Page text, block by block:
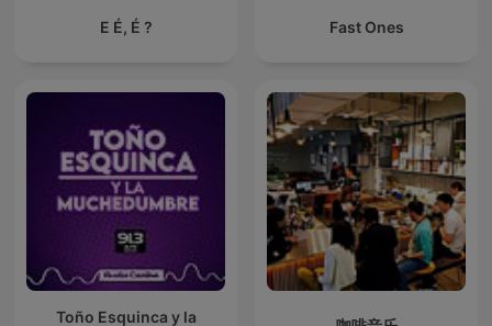
E É, É ? Fast Ones
Toño Esquinca y la